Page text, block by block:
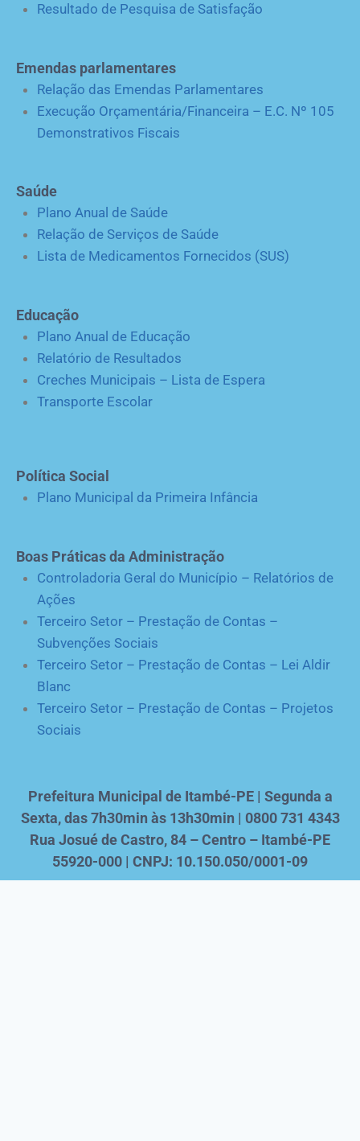
Resultado de Pesquisa de Satisfação
Emendas parlamentares
Relação das Emendas Parlamentares
Execução Orçamentária/Financeira – E.C. Nº 105
Demonstrativos Fiscais
Saúde
Plano Anual de Saúde
Relação de Serviços de Saúde
Lista de Medicamentos Fornecidos (SUS)
Educação
Plano Anual de Educação
Relatório de Resultados
Creches Municipais – Lista de Espera
Transporte Escolar
Política Social
Plano Municipal da Primeira Infância
Boas Práticas da Administração
Controladoria Geral do Município – Relatórios de
Ações
Terceiro Setor – Prestação de Contas –
Subvenções Sociais
Terceiro Setor – Prestação de Contas – Lei Aldir
Blanc
Terceiro Setor – Prestação de Contas – Projetos
Sociais
Prefeitura Municipal de Itambé-PE | Segunda a
Sexta, das 7h30min às 13h30min | 0800 731 4343
Rua Josué de Castro, 84 – Centro – Itambé-PE
55920-000 | CNPJ: 10.150.050/0001-09